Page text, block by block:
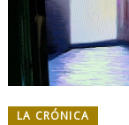
LA CRÓNICA